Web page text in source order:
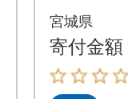
セット
S冷凍・
宮城県
寄付金額